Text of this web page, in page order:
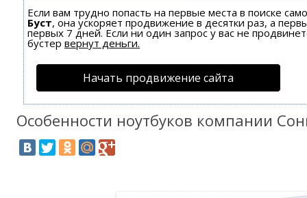
Если вам трудно попасть на первые места в поиске
Буст, она ускоряет продвижение в десятки раз, а
первых 7 дней. Если ни один запрос у вас не
бустер вернут деньги.
Начать продвижение сайта
Особенности ноутбуков компании